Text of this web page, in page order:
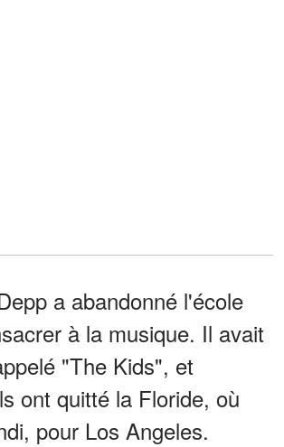
a abandonné l'école
à la musique. Il avait
"The Kids", et
ont quitté la Floride, où
pour Los Angeles.